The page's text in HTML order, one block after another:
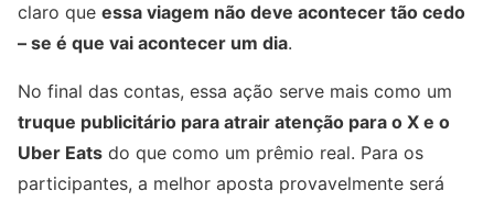
claro que essa viagem não deve acontecer tão cedo
– se é que vai acontecer um dia.
No final das contas, essa ação serve mais como um
truque publicitário para atrair atenção para o X e o
Uber Eats do que como um prêmio real. Para os
participantes, a melhor aposta provavelmente será